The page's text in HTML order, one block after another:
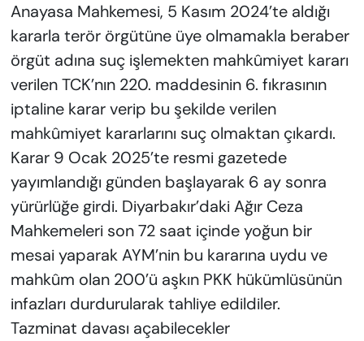
Anayasa Mahkemesi, 5 Kasım 2024’te aldığı
kararla terör örgütüne üye olmamakla beraber
örgüt adına suç işlemekten mahkûmiyet kararı
verilen TCK’nın 220. maddesinin 6. fıkrasının
iptaline karar verip bu şekilde verilen
mahkûmiyet kararlarını suç olmaktan çıkardı.
Karar 9 Ocak 2025’te resmi gazetede
yayımlandığı günden başlayarak 6 ay sonra
yürürlüğe girdi. Diyarbakır’daki Ağır Ceza
Mahkemeleri son 72 saat içinde yoğun bir
mesai yaparak AYM’nin bu kararına uydu ve
mahkûm olan 200’ü aşkın PKK hükümlüsünün
infazları durdurularak tahliye edildiler.
Tazminat davası açabilecekler